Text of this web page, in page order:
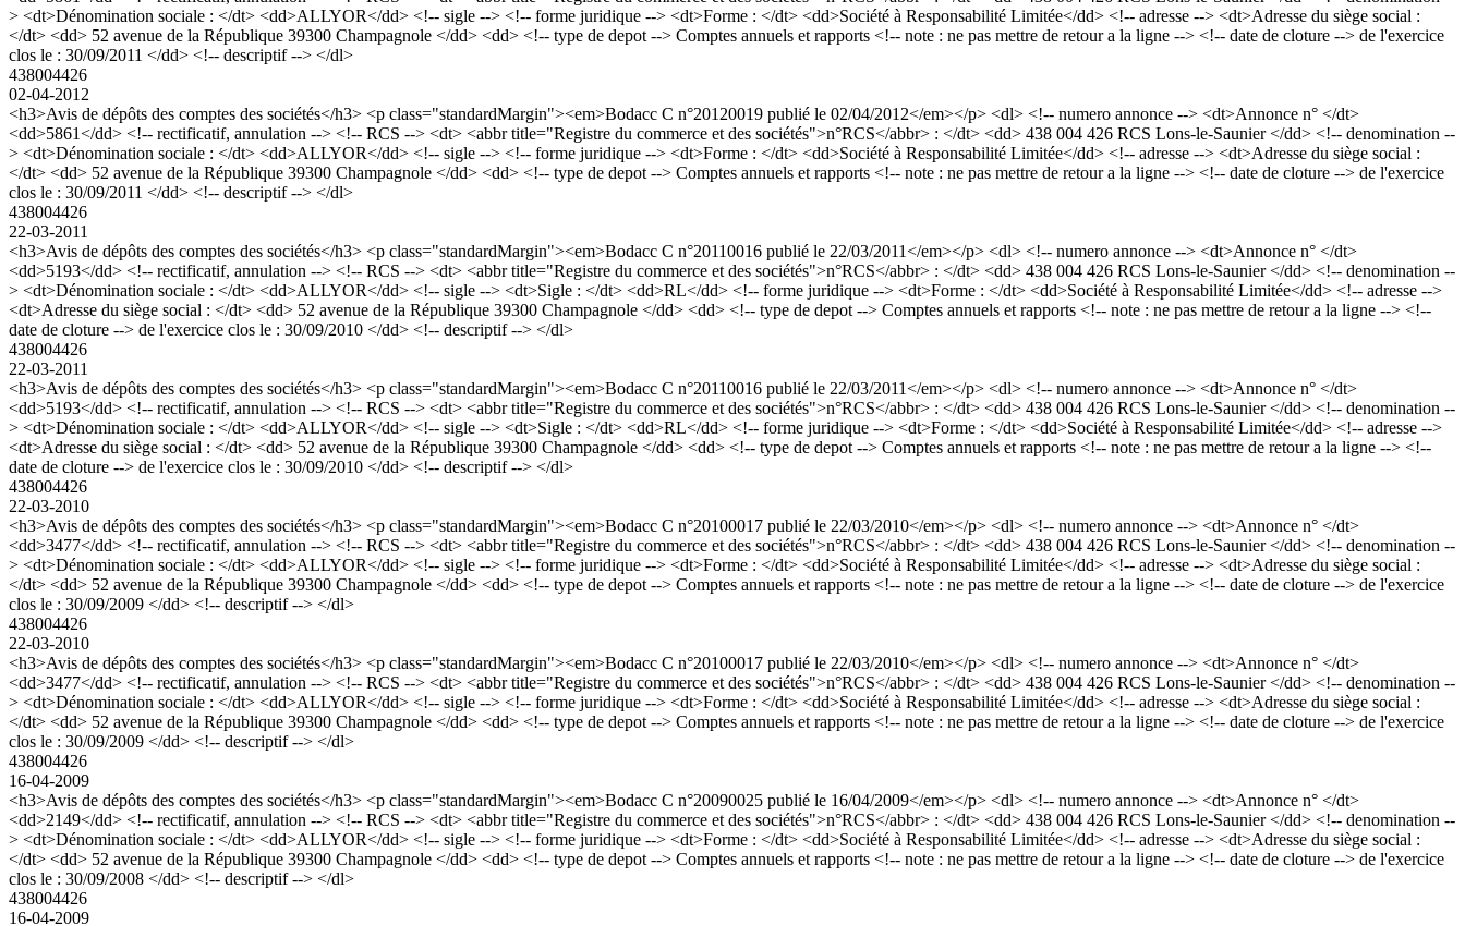
> <dt>Dénomination sociale : </dt> <dd>ALLYOR</dd> <!-- sigle --> <!-- forme juridique --> <dt>Forme : </dt> <dd>Société à Responsabilité Limitée</dd> <!-- adresse --> <dt>Adresse du siège social :
</dt> <dd> 52 avenue de la République 39300 Champagnole </dd> <dd> <!-- type de depot --> Comptes annuels et rapports <!-- note : ne pas mettre de retour a la ligne --> <!-- date de cloture --> de l'exercice
clos le : 30/09/2011 </dd> <!-- descriptif --> </dl>
438004426
02-04-2012
<h3>Avis de dépôts des comptes des sociétés</h3> <p class="standardMargin"><em>Bodacc C n°20120019 publié le 02/04/2012</em></p> <dl> <!-- numero annonce --> <dt>Annonce n° </dt>
<dd>5861</dd> <!-- rectificatif, annulation --> <!-- RCS --> <dt> <abbr title="Registre du commerce et des sociétés">n°RCS</abbr> : </dt> <dd> 438 004 426 RCS Lons-le-Saunier </dd> <!-- denomination --
> <dt>Dénomination sociale : </dt> <dd>ALLYOR</dd> <!-- sigle --> <!-- forme juridique --> <dt>Forme : </dt> <dd>Société à Responsabilité Limitée</dd> <!-- adresse --> <dt>Adresse du siège social :
</dt> <dd> 52 avenue de la République 39300 Champagnole </dd> <dd> <!-- type de depot --> Comptes annuels et rapports <!-- note : ne pas mettre de retour a la ligne --> <!-- date de cloture --> de l'exercice
clos le : 30/09/2011 </dd> <!-- descriptif --> </dl>
438004426
22-03-2011
<h3>Avis de dépôts des comptes des sociétés</h3> <p class="standardMargin"><em>Bodacc C n°20110016 publié le 22/03/2011</em></p> <dl> <!-- numero annonce --> <dt>Annonce n° </dt>
<dd>5193</dd> <!-- rectificatif, annulation --> <!-- RCS --> <dt> <abbr title="Registre du commerce et des sociétés">n°RCS</abbr> : </dt> <dd> 438 004 426 RCS Lons-le-Saunier </dd> <!-- denomination --
> <dt>Dénomination sociale : </dt> <dd>ALLYOR</dd> <!-- sigle --> <dt>Sigle : </dt> <dd>RL</dd> <!-- forme juridique --> <dt>Forme : </dt> <dd>Société à Responsabilité Limitée</dd> <!-- adresse -->
<dt>Adresse du siège social : </dt> <dd> 52 avenue de la République 39300 Champagnole </dd> <dd> <!-- type de depot --> Comptes annuels et rapports <!-- note : ne pas mettre de retour a la ligne --> <!--
date de cloture --> de l'exercice clos le : 30/09/2010 </dd> <!-- descriptif --> </dl>
438004426
22-03-2011
<h3>Avis de dépôts des comptes des sociétés</h3> <p class="standardMargin"><em>Bodacc C n°20110016 publié le 22/03/2011</em></p> <dl> <!-- numero annonce --> <dt>Annonce n° </dt>
<dd>5193</dd> <!-- rectificatif, annulation --> <!-- RCS --> <dt> <abbr title="Registre du commerce et des sociétés">n°RCS</abbr> : </dt> <dd> 438 004 426 RCS Lons-le-Saunier </dd> <!-- denomination --
> <dt>Dénomination sociale : </dt> <dd>ALLYOR</dd> <!-- sigle --> <dt>Sigle : </dt> <dd>RL</dd> <!-- forme juridique --> <dt>Forme : </dt> <dd>Société à Responsabilité Limitée</dd> <!-- adresse -->
<dt>Adresse du siège social : </dt> <dd> 52 avenue de la République 39300 Champagnole </dd> <dd> <!-- type de depot --> Comptes annuels et rapports <!-- note : ne pas mettre de retour a la ligne --> <!--
date de cloture --> de l'exercice clos le : 30/09/2010 </dd> <!-- descriptif --> </dl>
438004426
22-03-2010
<h3>Avis de dépôts des comptes des sociétés</h3> <p class="standardMargin"><em>Bodacc C n°20100017 publié le 22/03/2010</em></p> <dl> <!-- numero annonce --> <dt>Annonce n° </dt>
<dd>3477</dd> <!-- rectificatif, annulation --> <!-- RCS --> <dt> <abbr title="Registre du commerce et des sociétés">n°RCS</abbr> : </dt> <dd> 438 004 426 RCS Lons-le-Saunier </dd> <!-- denomination --
> <dt>Dénomination sociale : </dt> <dd>ALLYOR</dd> <!-- sigle --> <!-- forme juridique --> <dt>Forme : </dt> <dd>Société à Responsabilité Limitée</dd> <!-- adresse --> <dt>Adresse du siège social :
</dt> <dd> 52 avenue de la République 39300 Champagnole </dd> <dd> <!-- type de depot --> Comptes annuels et rapports <!-- note : ne pas mettre de retour a la ligne --> <!-- date de cloture --> de l'exercice
clos le : 30/09/2009 </dd> <!-- descriptif --> </dl>
438004426
22-03-2010
<h3>Avis de dépôts des comptes des sociétés</h3> <p class="standardMargin"><em>Bodacc C n°20100017 publié le 22/03/2010</em></p> <dl> <!-- numero annonce --> <dt>Annonce n° </dt>
<dd>3477</dd> <!-- rectificatif, annulation --> <!-- RCS --> <dt> <abbr title="Registre du commerce et des sociétés">n°RCS</abbr> : </dt> <dd> 438 004 426 RCS Lons-le-Saunier </dd> <!-- denomination --
> <dt>Dénomination sociale : </dt> <dd>ALLYOR</dd> <!-- sigle --> <!-- forme juridique --> <dt>Forme : </dt> <dd>Société à Responsabilité Limitée</dd> <!-- adresse --> <dt>Adresse du siège social :
</dt> <dd> 52 avenue de la République 39300 Champagnole </dd> <dd> <!-- type de depot --> Comptes annuels et rapports <!-- note : ne pas mettre de retour a la ligne --> <!-- date de cloture --> de l'exercice
clos le : 30/09/2009 </dd> <!-- descriptif --> </dl>
438004426
16-04-2009
<h3>Avis de dépôts des comptes des sociétés</h3> <p class="standardMargin"><em>Bodacc C n°20090025 publié le 16/04/2009</em></p> <dl> <!-- numero annonce --> <dt>Annonce n° </dt>
<dd>2149</dd> <!-- rectificatif, annulation --> <!-- RCS --> <dt> <abbr title="Registre du commerce et des sociétés">n°RCS</abbr> : </dt> <dd> 438 004 426 RCS Lons-le-Saunier </dd> <!-- denomination --
> <dt>Dénomination sociale : </dt> <dd>ALLYOR</dd> <!-- sigle --> <!-- forme juridique --> <dt>Forme : </dt> <dd>Société à Responsabilité Limitée</dd> <!-- adresse --> <dt>Adresse du siège social :
</dt> <dd> 52 avenue de la République 39300 Champagnole </dd> <dd> <!-- type de depot --> Comptes annuels et rapports <!-- note : ne pas mettre de retour a la ligne --> <!-- date de cloture --> de l'exercice
clos le : 30/09/2008 </dd> <!-- descriptif --> </dl>
438004426
16-04-2009